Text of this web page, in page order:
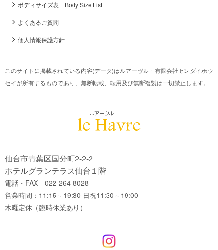
ボディサイズ表 Body Size List
よくあるご質問
個人情報保護方針
このサイトに掲載されている内容(データ)はルアーヴル・有限会社センダイホウ
セイが所有するものであり、無断転載、転用及び無断複製は一切禁止します。
仙台市青葉区国分町2-2-2
ホテルグランテラス仙台１階
電話・FAX 022-264-8028
営業時間：11:15～19:30 日祝11:30～19:00
木曜定休（臨時休業あり）